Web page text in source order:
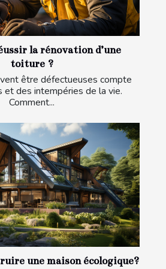
la rénovation d’une
toiture ?
être défectueuses compte
et des intempéries de la vie.
Comment...
une maison écologique?